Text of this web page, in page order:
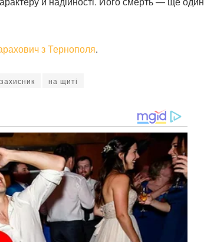
з Тернополя.
захисник на щиті